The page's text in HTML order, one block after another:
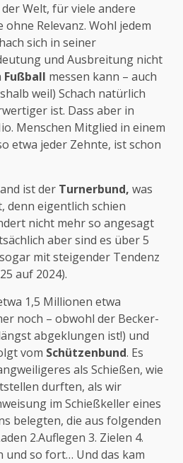
Welt, für viele andere
Relevanz. Wohl jedem
sich in seiner
und Ausbreitung nicht
Fußball messen kann – auch
weil) Schach natürlich
ist. Dass aber in
Menschen Mitglied in einem
etwa jeder Zehnte, ist schon
ist der Turnerbund, was
denn eigentlich schien
nicht mehr so angesagt
aber sind es über 5
mit steigender Tendenz
auf 2024).
1,5 Millionen etwa
noch – obwohl der Becker-
abgeklungen ist!) und
vom Schützenbund. Es
als Schießen, wie
durften, als wir
im Schießkeller eines
belegten, die aus folgenden
2.Auflegen 3. Zielen 4.
und so fort… Und das kam